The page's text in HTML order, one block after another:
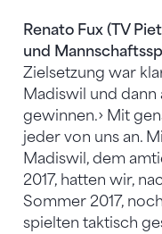
Renato Fux (TV
und
Zielsetzung war
Madiswil und dann
gewinnen.› Mit
jeder von uns an.
Madiswil, dem
2017, hatten wir,
Sommer 2017,
spielten taktisch